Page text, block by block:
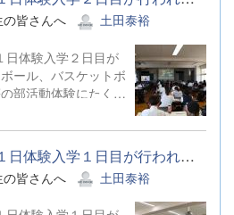
皆さんへ 土田泰裕
日体験入学２日目が
ール、バスケットボ
部活動体験にたくさ
7月28日(火)に中学生１日体験入学１日目が行われました。空手道、...
皆さんへ 土田泰裕